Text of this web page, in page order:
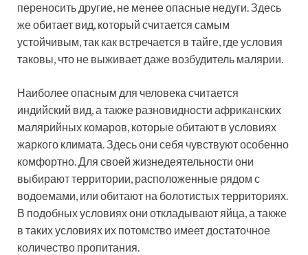
переносить другие, не менее опасные недуги. Здесь
же обитает вид, который считается самым
устойчивым, так как встречается в тайге, где условия
таковы, что не выживает даже возбудитель малярии.
Наиболее опасным для человека считается
индийский вид, а также разновидности африканских
малярийных комаров, которые обитают в условиях
жаркого климата. Здесь они себя чувствуют особенно
комфортно. Для своей жизнедеятельности они
выбирают территории, расположенные рядом с
водоемами, или обитают на болотистых территориях.
В подобных условиях они откладывают яйца, а также
в таких условиях их потомство имеет достаточное
количество пропитания.